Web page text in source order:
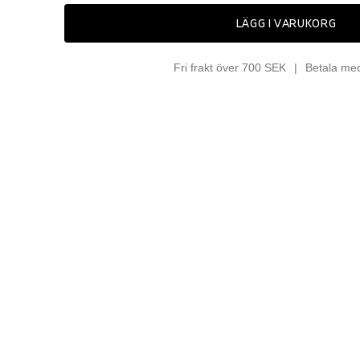
LÄGG I VARUKORG
Fri frakt över 700 SEK Betala